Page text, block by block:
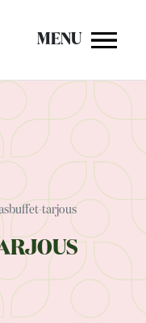
MENU
tarjous